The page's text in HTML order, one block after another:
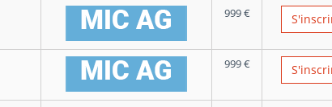
999€
999€